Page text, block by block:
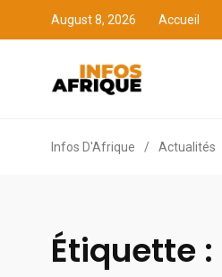
August 8, 2026 Accueil
Infos D'Afrique / Actualités
Étiquette :